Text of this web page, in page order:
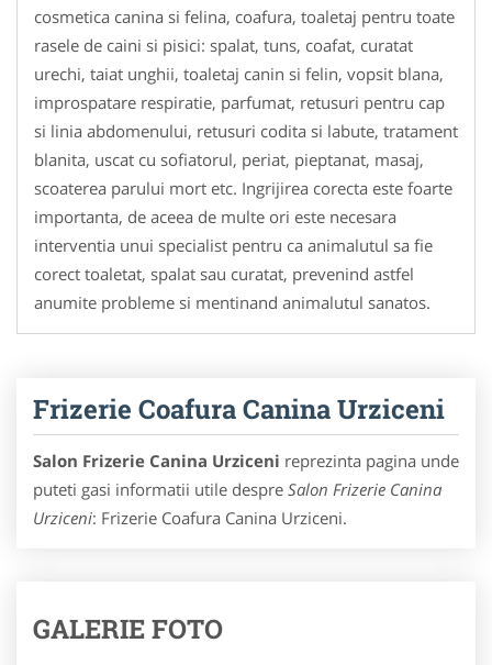
cosmetica canina si felina, coafura, toaletaj pentru toate
rasele de caini si pisici: spalat, tuns, coafat, curatat
urechi, taiat unghii, toaletaj canin si felin, vopsit blana,
improspatare respiratie, parfumat, retusuri pentru cap
si linia abdomenului, retusuri codita si labute, tratament
blanita, uscat cu sofiatorul, periat, pieptanat, masaj,
scoaterea parului mort etc. Ingrijirea corecta este foarte
importanta, de aceea de multe ori este necesara
interventia unui specialist pentru ca animalutul sa fie
corect toaletat, spalat sau curatat, prevenind astfel
anumite probleme si mentinand animalutul sanatos.
Frizerie Coafura Canina Urziceni
Salon Frizerie Canina Urziceni reprezinta pagina unde
puteti gasi informatii utile despre Salon Frizerie Canina
Urziceni: Frizerie Coafura Canina Urziceni.
GALERIE FOTO